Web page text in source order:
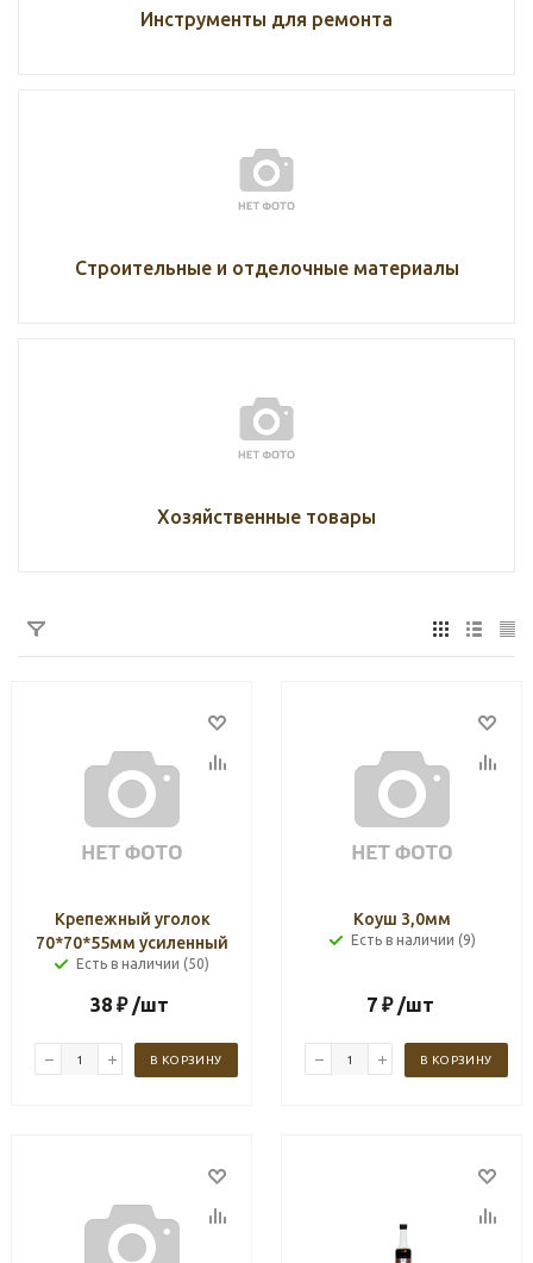
Инструменты для ремонта
Строительные и отделочные материалы
Хозяйственные товары
Крепежный уголок
70*70*55мм усиленный
Есть в наличии (50)
38 ₽ /шт
В КОРЗИНУ
Коуш 3,0мм
Есть в наличии (9)
7₽ /шт
В КОРЗИНУ